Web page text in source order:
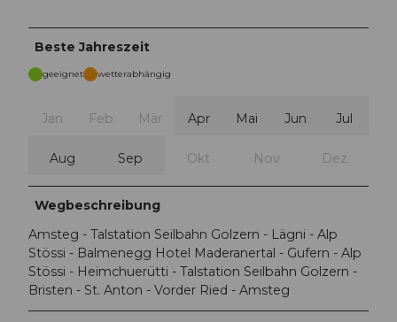
Beste Jahreszeit
geeignet wetterabhängig
Jan Feb Mär Apr Mai Jun Jul
Aug Sep Okt Nov Dez
Wegbeschreibung
Amsteg - Talstation Seilbahn Golzern - Lägni - Alp
Stössi - Balmenegg Hotel Maderanertal - Gufern - Alp
Stössi - Heimchuerütti - Talstation Seilbahn Golzern -
Bristen - St. Anton - Vorder Ried - Amsteg